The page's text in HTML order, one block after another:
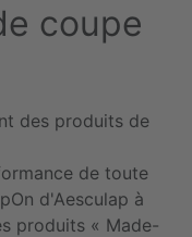
coupe
des produits de
de toute
d'Aesculap à
produits « Made-